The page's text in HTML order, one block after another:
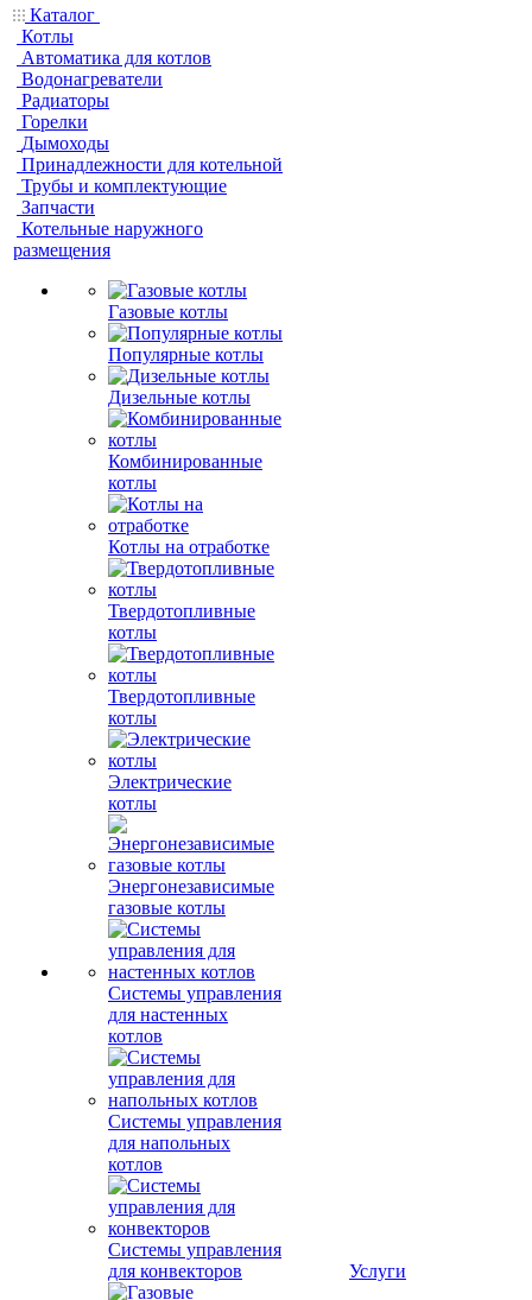
Каталог
Котлы
Автоматика для котлов
Водонагреватели
Радиаторы
Горелки
Дымоходы
Принадлежности для котельной
Трубы и комплектующие
Запчасти
Котельные наружного
размещения
Газовые котлы
Популярные котлы
Дизельные котлы
Комбинированные
котлы
Котлы на отработке
Твердотопливные
котлы
Твердотопливные
котлы
Электрические
котлы
Энергонезависимые
газовые котлы
Системы управления
для настенных
котлов
Системы управления
для напольных
котлов
Системы управления
для конвекторов
Услуги